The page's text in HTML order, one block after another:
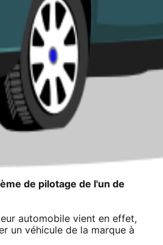
de pilotage de l'un de
automobile vient en effet,
un véhicule de la marque à